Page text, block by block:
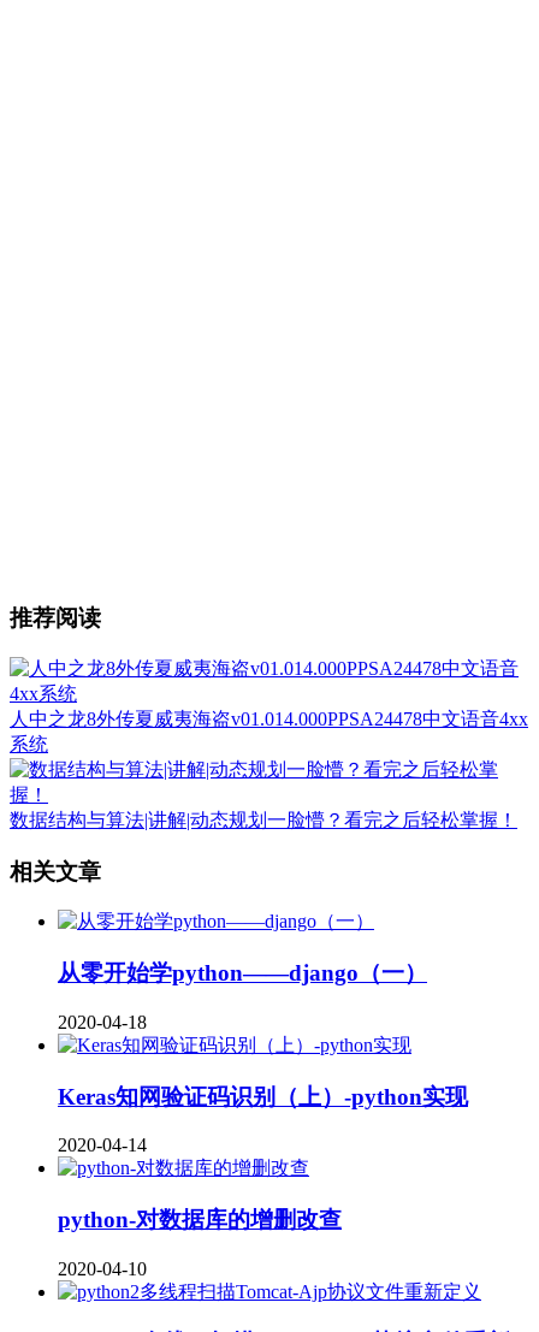
推荐阅读
人中之龙8外传夏威夷海盗v01.014.000PPSA24478中文语音4xx
系统
数据结构与算法|讲解|动态规划一脸懵？看完之后轻松掌握！
相关文章
从零开始学python——django（一）
2020-04-18
Keras知网验证码识别（上）-python实现
2020-04-14
python-对数据库的增删改查
2020-04-10